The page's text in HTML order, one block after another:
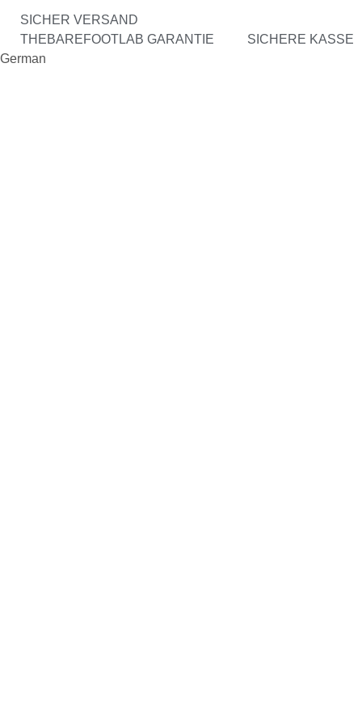
SICHER VERSAND
THEBAREFOOTLAB GARANTIE
SICHERE KASSE
German